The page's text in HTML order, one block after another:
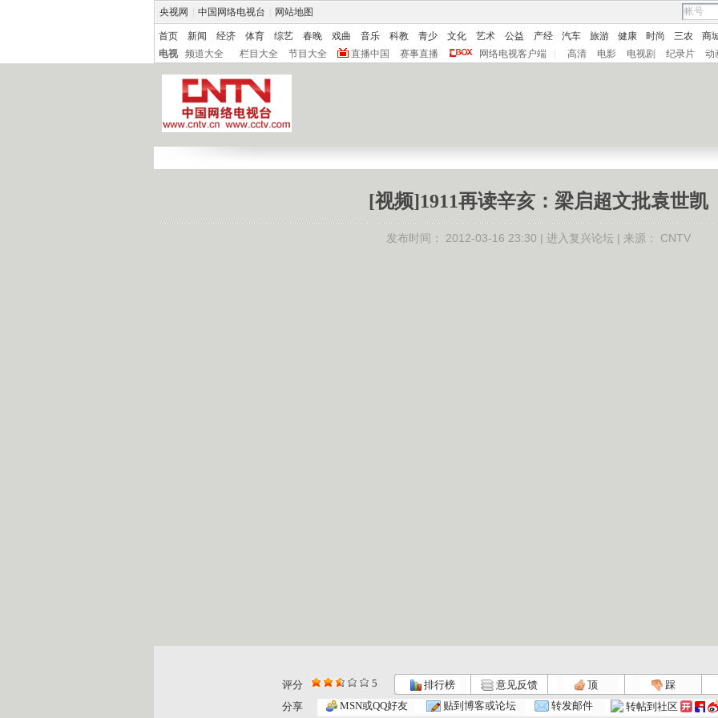
央视网 中国网络电视台 网站地图
首页 新闻 经济 体育 综艺 春晚 戏曲 音乐 科教 青少 文化 艺术 公益 产经 汽车 旅游 健康 时尚 三农
商
电视
频道大全 栏目大全 节目大全 直播中国 赛事直播 网络电视客户端 高清 电影 电视剧 纪录片 动
[视频]1911再读辛亥：梁启超文批袁世凯
发布时间： 2012-03-16 23:30 | 进入复兴论坛 | 来源： CNTV
评分 5 排行榜 意见反馈 顶
踩
分享
MSN或QQ好友 贴到博客或论坛 转发邮件 转帖到社区